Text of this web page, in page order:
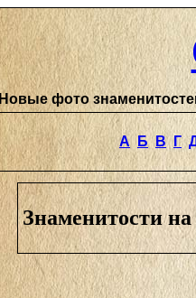
Новые фото
А Б В Г
Знаменитости